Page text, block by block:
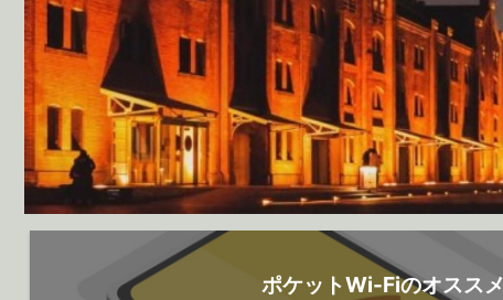
ポケットWi-Fiのオススメ